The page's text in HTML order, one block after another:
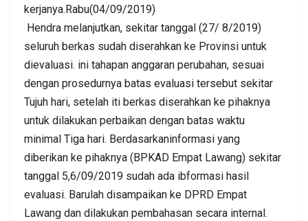
kerjanya.Rabu(04/09/2019)
Hendra melanjutkan, sekitar tanggal (27/ 8/2019)
seluruh berkas sudah diserahkan ke Provinsi untuk
dievaluasi. ini tahapan anggaran perubahan, sesuai
dengan prosedurnya batas evaluasi tersebut sekitar
Tujuh hari, setelah iti berkas diserahkan ke pihaknya
untuk dilakukan perbaikan dengan batas waktu
minimal Tiga hari. Berdasarkaninformasi yang
diberikan ke pihaknya (BPKAD Empat Lawang) sekitar
tanggal 5,6/09/2019 sudah ada ibformasi hasil
evaluasi. Barulah disampaikan ke DPRD Empat
Lawang dan dilakukan pembahasan secara internal.